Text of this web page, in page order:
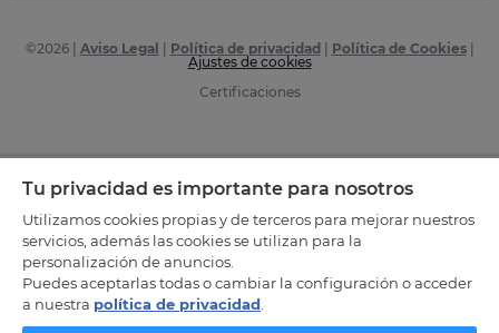
©2026| Aviso Legal Política de privacidad Política de Cookies|
Ajustes de cookies
Certificaciones
Tu privacidad es importante para nosotros
Utilizamos cookies propias y de terceros para mejorar nuestros
servicios, además las cookies se utilizan para la
personalización de anuncios.
Puedes aceptarlas todas o cambiar la configuración o acceder
a nuestra política de privacidad